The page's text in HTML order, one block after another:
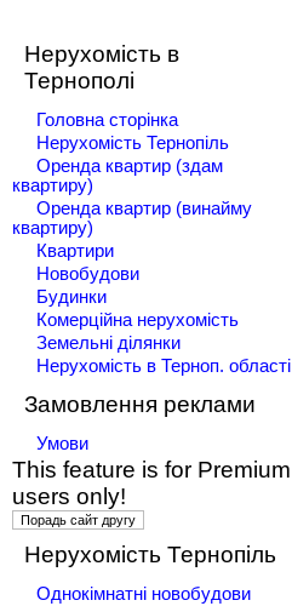
Нерухомість в
Тернополі
Головна сторінка
Нерухомість Тернопіль
Оренда квартир (здам
квартиру)
Оренда квартир (винайму
квартиру)
Квартири
Новобудови
Будинки
Комерційна нерухомість
Земельні ділянки
Нерухомість в Терноп. області
Замовлення реклами
Умови
This feature is for Premium
users only!
Нерухомість Тернопіль
Однокімнатні новобудови